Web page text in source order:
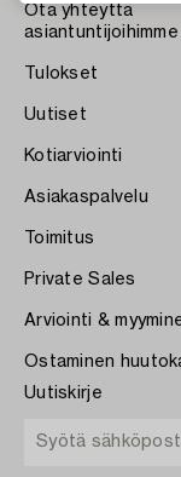
Ota yhteyttä
asiantuntijoihimme
Tulokset
Uutiset
Kotiarviointi
Asiakaspalvelu
Toimitus
Private Sales
Arviointi &
Ostaminen
Uutiskirje